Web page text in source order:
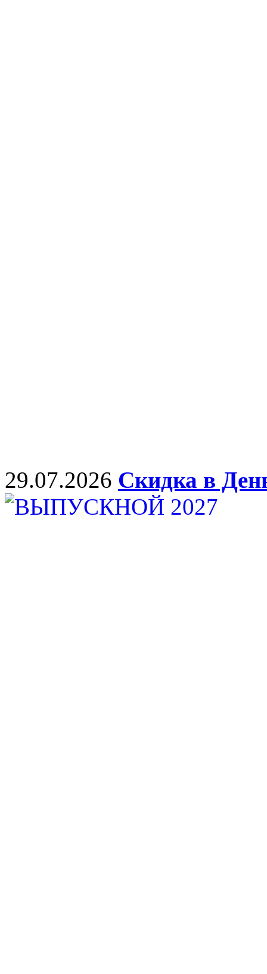
29.07.2026 Скидка в